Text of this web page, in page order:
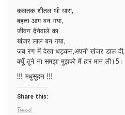
कलतक शीतल थी धारा,
बहता आग बन गया,
जीवन देनेवाले का
खंजर लाल बन गया,
जब रण में देखा धड़कन,अपनी खंजर डाल दी,
क्यूँ तूने ना समझा मुझको मैं हार मान ली।5।
!!! मधुसूदन !!!
Share this:
Tweet